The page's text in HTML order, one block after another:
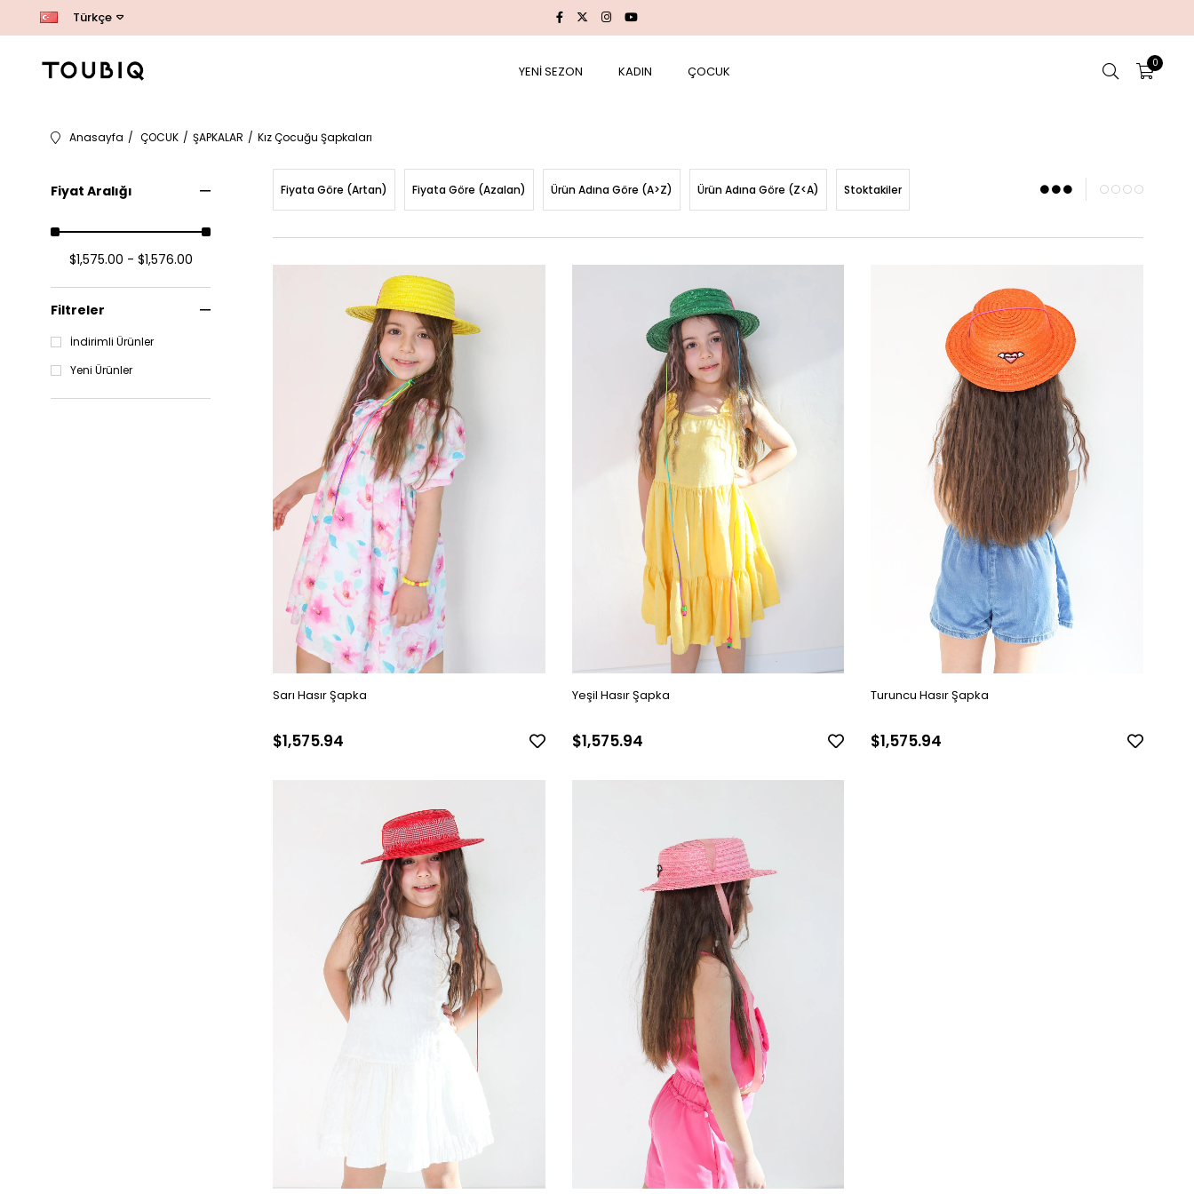
Türkçe
0
YENİ SEZON KADIN ÇOCUK
Anasayfa ÇOCUK ŞAPKALAR Kız Çocuğu Şapkaları
Fiyat Aralığı
$1,575.00 - $1,576.00
Filtreler
İndirimli Ürünler
Yeni Ürünler
Fiyata Göre (Artan) Fiyata Göre (Azalan) Ürün Adına Göre (A>Z) Ürün Adına Göre (Z<A) Stoktakiler
Sarı Hasır Şapka
$1,575.94
Yeşil Hasır Şapka
$1,575.94
Turuncu Hasır Şapka
$1,575.94